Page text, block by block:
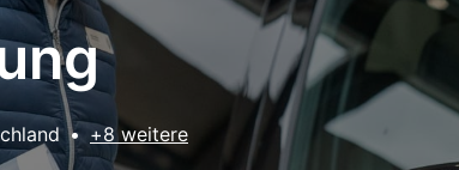
• +8 weitere